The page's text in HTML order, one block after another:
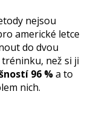
nejsou
americké letce
do dvou
než si ji
96 %a to
nich.